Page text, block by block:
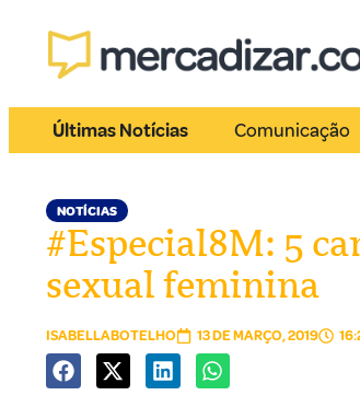
Últimas Notícias Comunicação
NOTÍCIAS
#Especial8M: 5
sexual feminina
ISABELLABOTELHO 13 DE MARÇO, 2019